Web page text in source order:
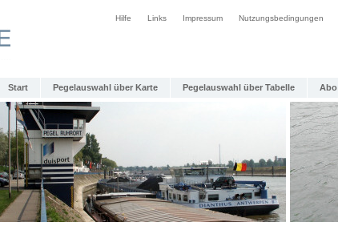
Hilfe Links Impressum Nutzungsbedingungen
Start Pegelauswahl über Karte Pegelauswahl über Tabelle Abo